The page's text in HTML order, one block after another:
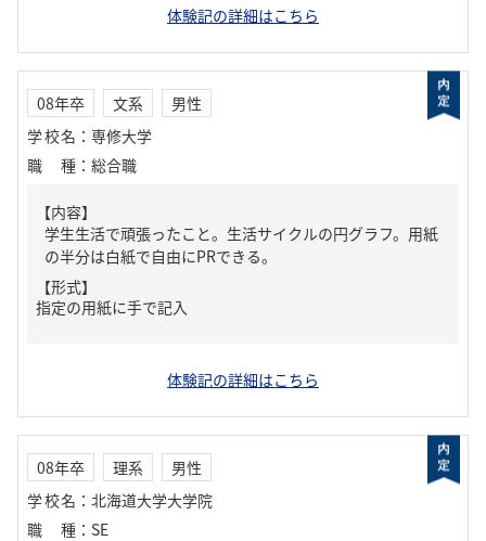
体験記の詳細はこちら
08年卒 文系
男性
学校名 ： 専修大学
職種 ： 総合職
【内容】
学生生活で頑張ったこと。生活サイクルの円グラフ。用紙
の半分は白紙で自由にPRできる。
【形式】
指定の用紙に手で記入
体験記の詳細はこちら
08年卒 理系
男性
学校名 ： 北海道大学大学院
職種 ： SE